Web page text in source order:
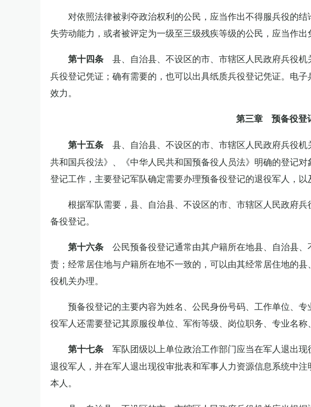
对依照法律被剥夺政治权利的公民，应当作出不得服兵役的
失劳动能力，或者被评定为一级至三级残疾等级的公民，应当作出
第十四条 县、自治县、不设区的市、市辖区人民政府兵役
兵役登记凭证；确有需要的，也可以出具纸质兵役登记凭证。电
效力。
第三章 预备役登
第十五条 县、自治县、不设区的市、市辖区人民政府兵役
共和国兵役法》、《中华人民共和国预备役人员法》明确的登记
登记工作，主要登记军队确定需要办理预备役登记的退役军人，以
根据军队需要，县、自治县、不设区的市、市辖区人民政府
备役登记。
第十六条 公民预备役登记通常由其户籍所在地县、自治县
责；经常居住地与户籍所在地不一致的，可以由其经常居住地的
役机关办理。
预备役登记的主要内容为姓名、公民身份号码、工作单位、
役军人还需要登记其原服役单位、军衔等级、岗位职务、专业名称
第十七条 军队团级以上单位政治工作部门应当在军人退出
退役军人，并在军人退出现役审批表和军事人力资源信息系统中
本人。